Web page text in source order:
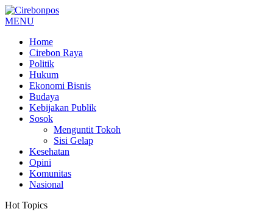
MENU
Home
Cirebon Raya
Politik
Hukum
Ekonomi Bisnis
Budaya
Kebijakan Publik
Sosok
Menguntit Tokoh
Sisi Gelap
Kesehatan
Opini
Komunitas
Nasional
Hot Topics